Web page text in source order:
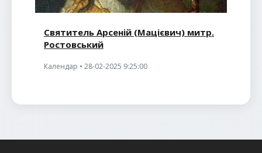
Святитель Арсеній (Мацієвич) митр.
Ростовський
Календар • 28-02-2025 9:25:00